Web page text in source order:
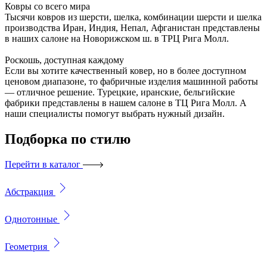
Ковры со всего мира
Тысячи ковров из шерсти, шелка, комбинации шерсти и шелка
производства Иран, Индия, Непал, Афганистан представлены
в наших салоне на Новорижском ш. в ТРЦ Рига Молл.
Роскошь, доступная каждому
Если вы хотите качественный ковер, но в более доступном
ценовом диапазоне, то фабричные изделия машинной работы
— отличное решение. Турецкие, иранские, бельгийские
фабрики представлены в нашем салоне в ТЦ Рига Молл. А
наши специалисты помогут выбрать нужный дизайн.
Подборка по стилю
Перейти в каталог
Абстракция
Однотонные
Геометрия